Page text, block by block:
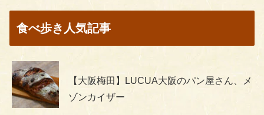
食べ歩き人気記事
【大阪梅田】LUCUA大阪のパン屋さん、メ
ゾンカイザー